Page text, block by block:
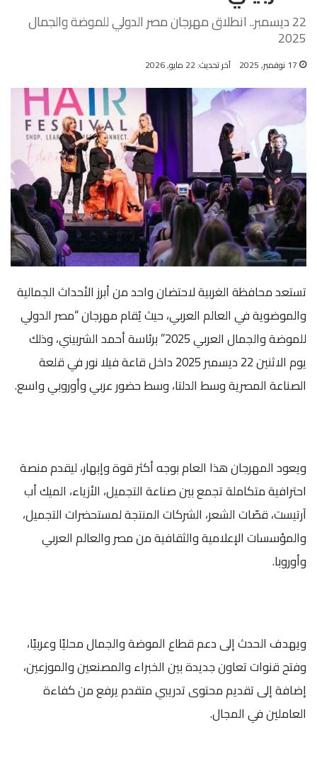
22 ديسمبر.. انطلاق مهرجان مصر الدولي للموضة والجمال
2025
17 نوفمبر, 2025 آخر تحديث: 22 مايو, 2026
تستعد محافظة الغربية لاحتضان واحد من أبرز الأحداث الجمالية
والموضوية في العالم العربي، حيث يُقام مهرجان “مصر الدولي
للموضة والجمال العربي 2025” برئاسة أحمد الشربيني، وذلك
يوم الاثنين 22 ديسمبر 2025 داخل قاعة فيلا نور في قلعة
الصناعة المصرية وسط الدلتا، وسط حضور عربي وأوروبي واسع.
ويعود المهرجان هذا العام بوجه أكثر قوة وإبهار، ليقدم منصة
احترافية متكاملة تجمع بين صناعة التجميل، الأزياء، الميك أب
آرتيست، قصّات الشعر، الشركات المنتجة لمستحضرات التجميل،
والمؤسسات الإعلامية والثقافية من مصر والعالم العربي
وأوروبا.
ويهدف الحدث إلى دعم قطاع الموضة والجمال محليًا وعربيًا،
وفتح قنوات تعاون جديدة بين الخبراء والمصنعين والموزعين،
إضافة إلى تقديم محتوى تدريبي متقدم يرفع من كفاءة
العاملين في المجال.